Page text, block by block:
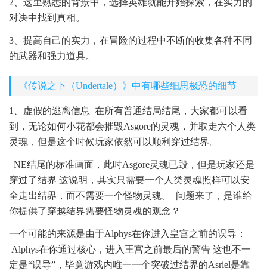
对决中找到真相。
3、提高自己的实力，在冒险的过程中不断的收集各种不同
的武器和强力道具。
《传说之下（Undertale）》中有哪些细思极恐的细节
1、虚假的逃离信息 在所有普通结局结尾，大家都可以看
到，无论如何小花都会摧毁Asgore的灵魂，并取走六个人类
灵魂，但是这个时候玩家依然可以顺利穿过结界。
NE结尾的标准画面，此时Asgore灵魂已毁，但是玩家还是
穿过了结界 这说明，其实只需要一个人类灵魂照样可以安
全走出结界，而不需要一个怪物灵魂。 问题来了，是谁给
你提供了穿越结界需要怪物灵魂的观念？
一个可能的来源是由于Alphys在你进入皇宫之前的误导：
Alphys在你通过核心，进入王宫之前最后的警告 这也不一
定是“误导”，毕竟游戏内唯一一个突破过结界的Asriel是靠